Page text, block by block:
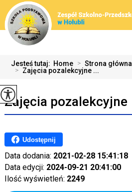
Jesteś tutaj: Home > Strona główna
> Zajęcia pozalekcyjne ...
Zajęcia pozalekcyjne
Udostępnij
Data dodania: 2021-02-28 15:41:18
Data edycji: 2024-09-21 20:41:00
Ilość wyświetleń: 2249